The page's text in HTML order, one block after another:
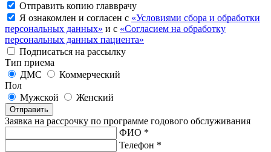
Отправить копию главврачу
Я ознакомлен и согласен с «Условиями сбора и обработки
персональных данных» и с «Согласием на обработку
персональных данных пациента»
Подписаться на рассылку
Тип приема
ДМС
Коммерческий
Пол
Мужской
Женский
Отправить
Заявка на рассрочку по программе годового обслуживания
ФИО *
Телефон *